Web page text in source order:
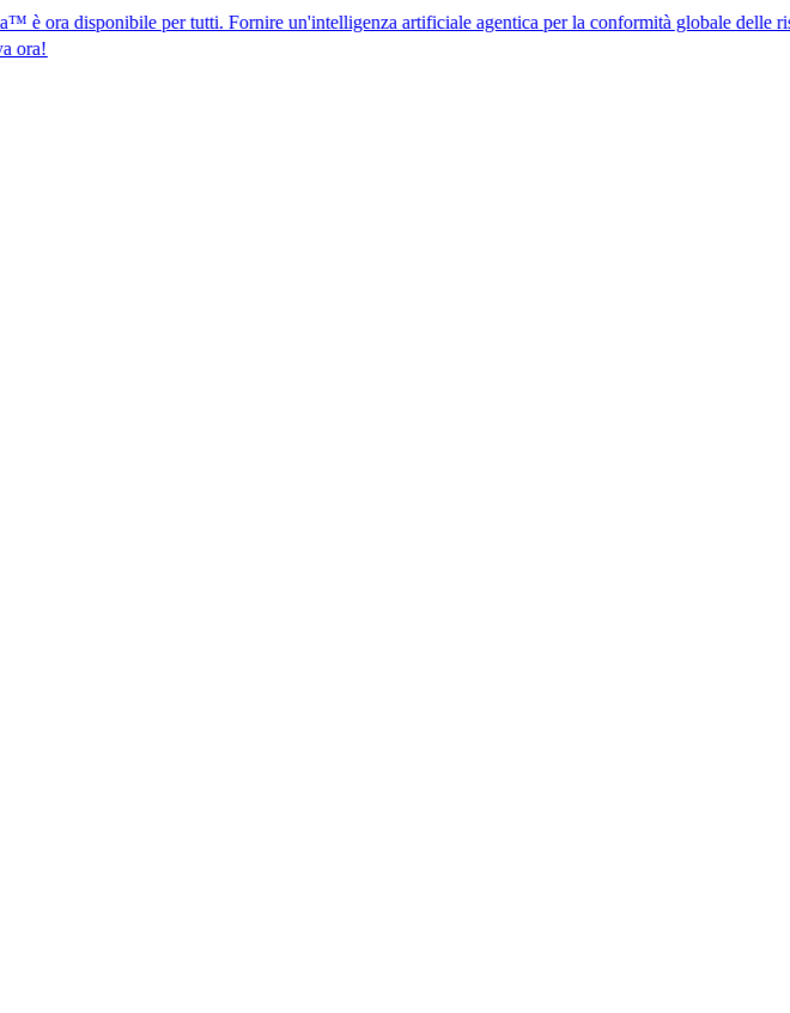
per tutti. Fornire un'intelligenza artificiale agentica per la conformità globale delle risorse umane